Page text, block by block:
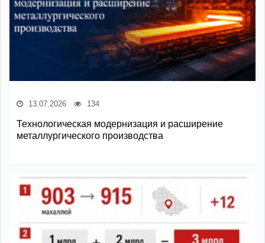
13.07.2026 134
Технологическая модернизация и расширение
металлургического производства